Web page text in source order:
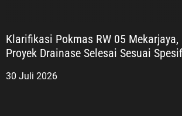
Klarifikasi Pokmas RW 05 Mekarjaya,
Proyek Drainase Selesai Sesuai
30 Juli 2026